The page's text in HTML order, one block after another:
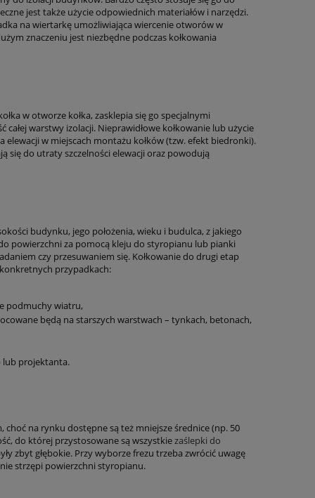
jest także użycie odpowiednich materiałów i narzędzi.
na wiertarkę umożliwiająca wiercenie otworów w
znaczeniu jest niezbędne podczas kołkowania
w otworze kołka, zasklepia się go specjalnymi
warstwy izolacji. Nieprawidłowe kołkowanie lub użycie
elewacji w miejscach montażu kołków (tzw. efekt biedronki).
się do utraty szczelności elewacji oraz powodują
budynku, jego położenia, wieku i budulca, z jakiego
powierzchni za pomocą kleju do styropianu lub pianki
czy przesuwaniem się. Kołkowanie do drugi etap
przypadkach:
podmuchy wiatru,
będą na starszych warstwach – tynkach, betonach,
lub projektanta.
na rynku dostępne są też mniejsze średnice (np. 50
do której przystosowane są wszystkiezaślepki do
zbyt głębokie. Przy wyborze frezu trzeba zwrócić uwagę
strzępi powierzchni styropianu.